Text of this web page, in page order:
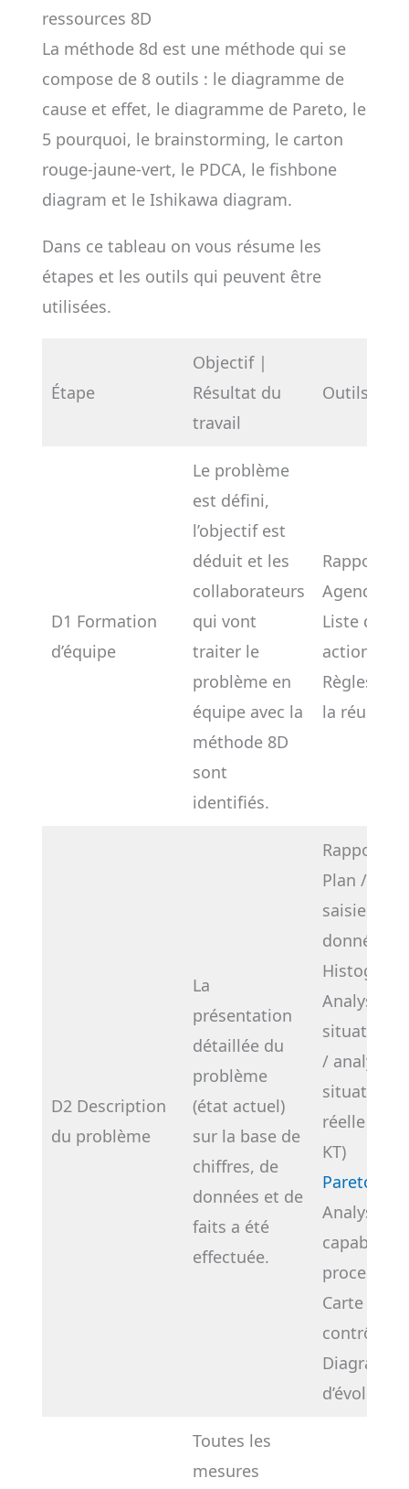
ressources 8D
La méthode 8d est une méthode qui se
compose de 8 outils : le diagramme de
cause et effet, le diagramme de Pareto, le
5 pourquoi, le brainstorming, le carton
rouge-jaune-vert, le PDCA, le fishbone
diagram et le Ishikawa diagram.
Dans ce tableau on vous résume les
étapes et les outils qui peuvent être
utilisées.
Étape
Objectif |
Résultat du
travail
Outils
D1 Formation
d’équipe
Le problème
est défini,
l’objectif est
déduit et les
collaborateurs
qui vont
traiter le
problème en
équipe avec la
méthode 8D
sont
identifiés.
Rapport 8D
Agenda
Liste des
actions
Règles/
la réunion
D2 Description
du problème
La
présentation
détaillée du
problème
(état actuel)
sur la base de
chiffres, de
données et de
faits a été
effectuée.
Rapport
Plan /
saisie des
données
Analyse
situation
/ analyse
situation
réelle
KT)
Pareto
Analyse de
capabilité
processus
Carte de
contrôle
d’évolution
Toutes les
mesures